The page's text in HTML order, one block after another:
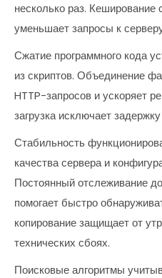
несколько раз. Кеширование
уменьшает запросы к
Сжатие программного кода
из скриптов. Объединение
HTTP-запросов и ускоряет
загрузка исключает
Стабильность
качества сервера и
Постоянный отслеживание
помогает быстро
копирование защищает от
технических сбоях.
Поисковые алгоритмы